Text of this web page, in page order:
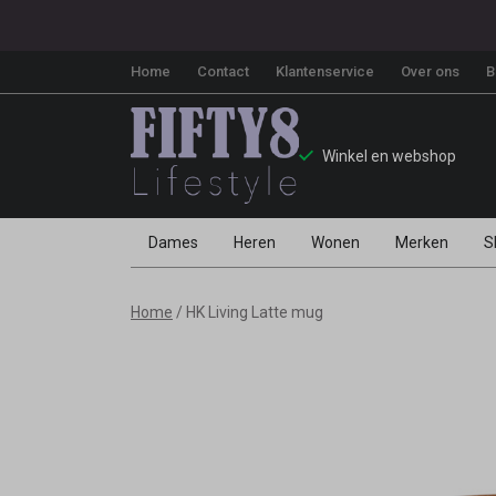
Home Contact Klantenservice Over ons
Winkel en webshop
Dames Heren Wonen Merken
Home HK Living Latte mug